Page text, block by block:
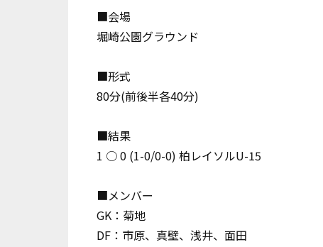
■会場
堀崎公園グラウンド
■形式
80分(前後半各40分)
■結果
1 ○ 0 (1-0/0-0) 柏レイソルU-15
■メンバー
GK：菊地
DF：市原、真壁、浅井、面田